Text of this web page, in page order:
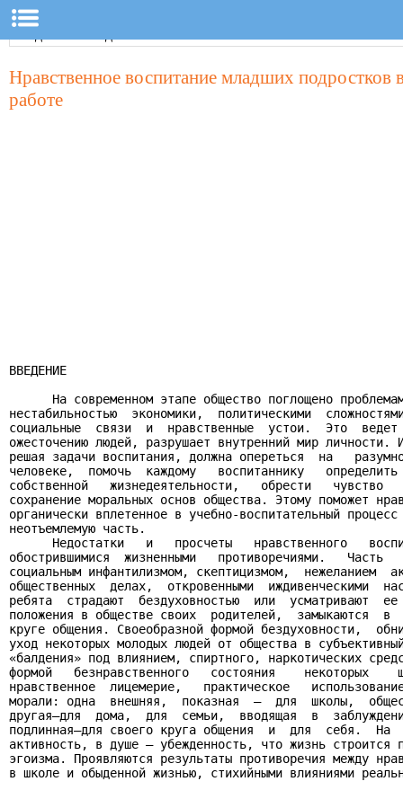
Нравственное воспитание младших подростков
работе
ВВЕДЕНИЕ
На современном этапе общество поглощено
нестабильностью  экономики,  политическими
социальные  связи  и  нравственные  устои.  Это
ожесточению людей, разрушает внутренний мир личности.
решая задачи воспитания, должна опереться  на
человеке,  помочь  каждому   воспитаннику
собственной   жизнедеятельности,   обрести   чувство
сохранение моральных основ общества. Этому поможет
органически вплетенное в учебно-воспитательный
неотъемлемую часть.
Недостатки   и   просчеты   нравственного
обострившимися  жизненными   противоречиями.   Часть
социальным инфантилизмом, скептицизмом,  нежеланием
общественных  делах,  откровенными  иждивенческими
ребята  страдают  бездуховностью  или  усматривают
положения в обществе своих  родителей,  замыкаются  в
круге общения. Своеобразной формой бездуховности,
уход некоторых молодых людей от общества в
«балдения» под влиянием, спиртного, наркотических
формой   безнравственного   состояния    некоторых
нравственное  лицемерие,   практическое
морали: одна  внешняя,  показная  —  для  школы,
другая—для  дома,  для  семьи,  вводящая  в
подлинная—для своего круга общения  и  для  себя.  На
активность, в душе — убежденность, что жизнь строится
эгоизма. Проявляются результаты противоречия между
в школе и обыденной жизнью, стихийными влияниями